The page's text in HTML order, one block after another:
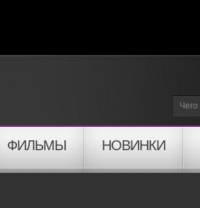
ФИЛЬМЫ НОВИНКИ